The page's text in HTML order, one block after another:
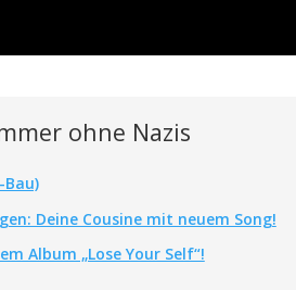
ohne Nazis
Bau)
Deine Cousine mit neuem Song!
Album „Lose Your Self“!